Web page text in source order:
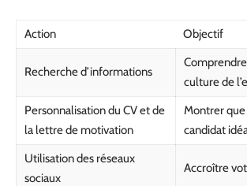
Action Objectif
Recherche d’informations
culture de
Personnalisation du CV et de
la lettre de motivation
Montrer
candidat
Utilisation des réseaux
sociaux
Accroître